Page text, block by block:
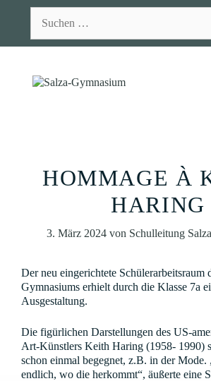
nach:
HOMMAGE À
HARING
3. März 2024 von Schulleitung
Der neu eingerichtete Schülerarbeitsraum
Gymnasiums erhielt durch die Klasse 7a
Ausgestaltung.
Die figürlichen Darstellungen des US-
Art-Künstlers Keith Haring (1958- 1990)
schon einmal begegnet, z.B. in der Mode.
endlich, wo die herkommt“, äußerte eine